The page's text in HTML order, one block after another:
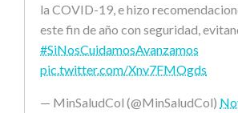
la COVID-19, e hizo
este fin de año con seguridad,
#SiNosCuidamosAvanzamos
pic.twitter.com/Xnv7FMOgds
— MinSaludCol (@MinSaludCol)